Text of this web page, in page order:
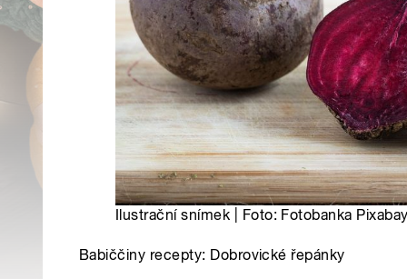
Ilustrační snímek | Foto: Fotobanka
Babiččiny recepty: Dobrovické řepánky